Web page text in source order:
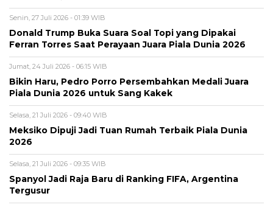
Senin, 27 Juli 2026 - 01:39 WIB
Donald Trump Buka Suara Soal Topi yang Dipakai
Ferran Torres Saat Perayaan Juara Piala Dunia 2026
Jumat, 24 Juli 2026 - 06:15 WIB
Bikin Haru, Pedro Porro Persembahkan Medali Juara
Piala Dunia 2026 untuk Sang Kakek
Selasa, 21 Juli 2026 - 09:40 WIB
Meksiko Dipuji Jadi Tuan Rumah Terbaik Piala Dunia
2026
Selasa, 21 Juli 2026 - 09:35 WIB
Spanyol Jadi Raja Baru di Ranking FIFA, Argentina
Tergusur